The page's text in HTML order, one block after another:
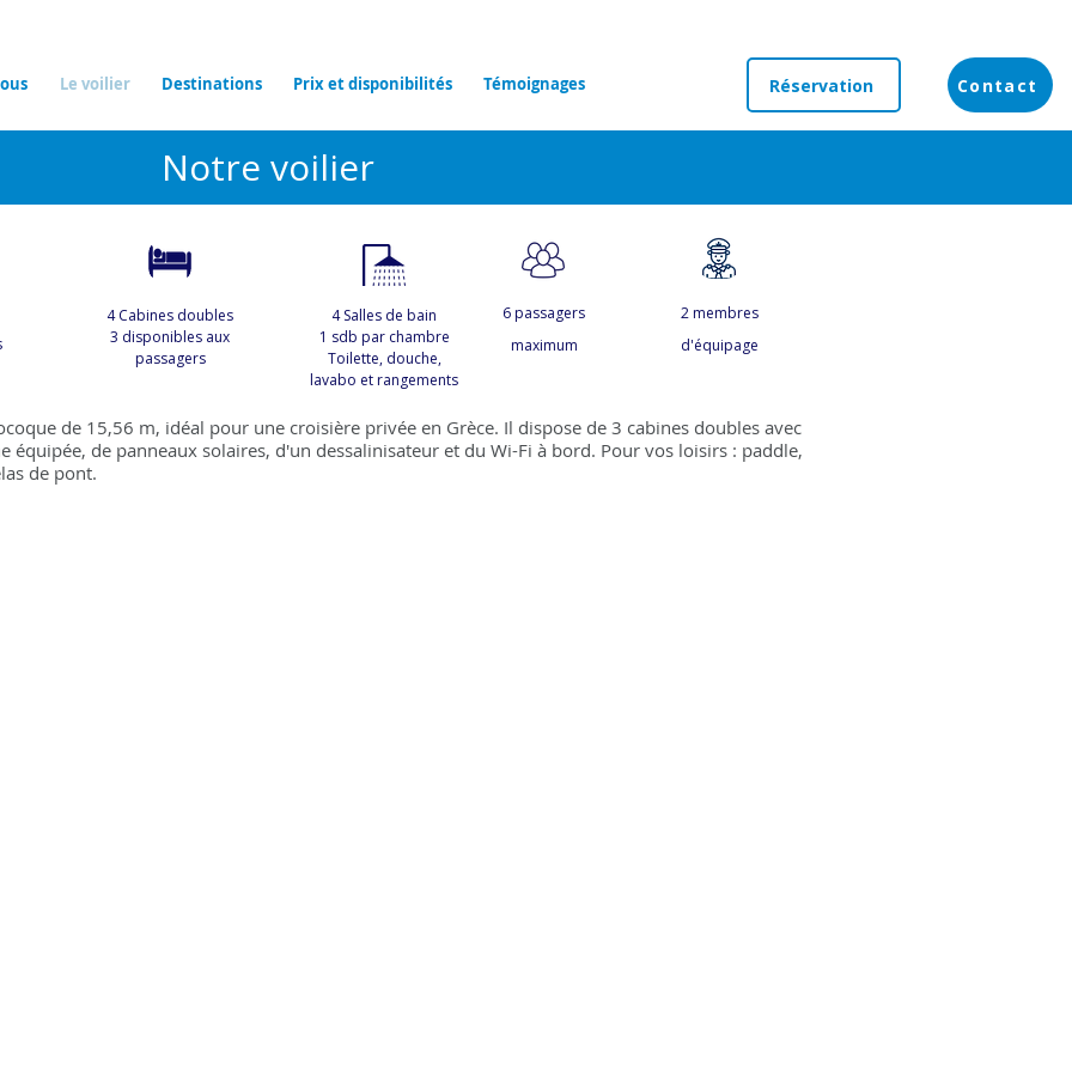
Le voilier Destinations Prix et disponibilités Témoignages Réservation Contact
Notre voilier
4 Cabines doubles
3 disponibles aux
passagers
4 Salles de bain
1 sdb par chambre
Toilette, douche,
lavabo et rangements
6 passagers
maximum
2 membres
d'équipage
de 15,56 m, idéal pour une croisière privée en Grèce. Il dispose de 3 cabines doubles avec
équipée, de panneaux solaires, d'un dessalinisateur et du Wi-Fi à bord. Pour vos loisirs : paddle,
de pont.